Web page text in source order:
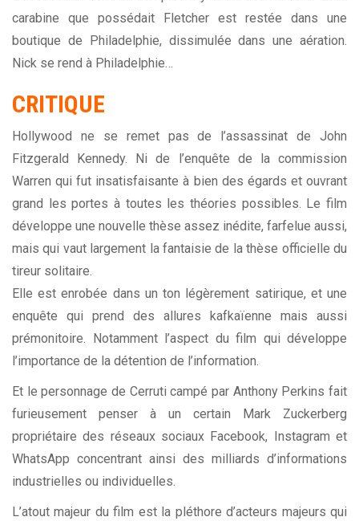
carabine que possédait Fletcher est restée dans une
boutique de Philadelphie, dissimulée dans une aération.
Nick se rend à Philadelphie…
CRITIQUE
Hollywood ne se remet pas de l’assassinat de John
Fitzgerald Kennedy. Ni de l’enquête de la commission
Warren qui fut insatisfaisante à bien des égards et ouvrant
grand les portes à toutes les théories possibles. Le film
développe une nouvelle thèse assez inédite, farfelue aussi,
mais qui vaut largement la fantaisie de la thèse officielle du
tireur solitaire.
Elle est enrobée dans un ton légèrement satirique, et une
enquête qui prend des allures kafkaïenne mais aussi
prémonitoire. Notamment l’aspect du film qui développe
l’importance de la détention de l’information.
Et le personnage de Cerruti campé par Anthony Perkins fait
furieusement penser à un certain Mark Zuckerberg
propriétaire des réseaux sociaux Facebook, Instagram et
WhatsApp concentrant ainsi des milliards d’informations
industrielles ou individuelles.
L’atout majeur du film est la pléthore d’acteurs majeurs qui